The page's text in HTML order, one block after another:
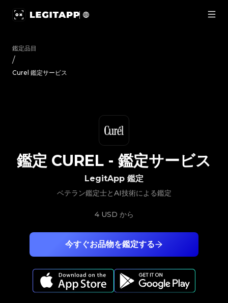
鑑定品目
/
Curel 鑑定サービス
今すぐお品物を鑑定する
LegitApp 鑑定
ベテラン鑑定士とAI技術による鑑定
4 USD から
鑑定 CUREL - 鑑定サービス